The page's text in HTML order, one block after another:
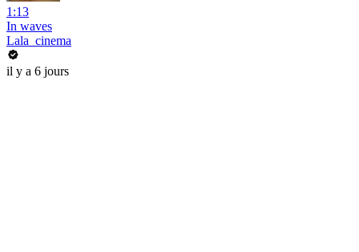
1:13
In waves
Lala_cinema
il y a 6 jours